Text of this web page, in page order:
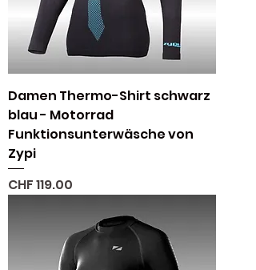
Damen Thermo-Shirt schwarz
blau - Motorrad
Funktionsunterwäsche von
Zypi
Preis
CHF 119.00